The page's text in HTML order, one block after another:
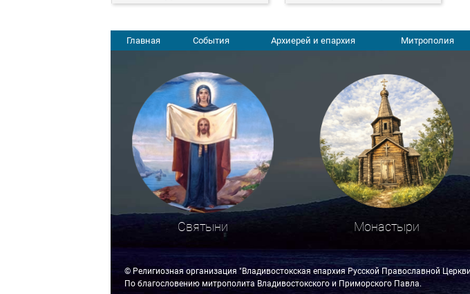
Главная События Архиерей и епархия Митрополия
Святыни Монастыри
© Религиозная организация "Владивостокская епархия Русской Православной
По благословению митрополита Владивостокского и Приморского Павла.